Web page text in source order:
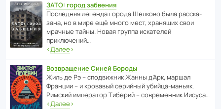
ЗАТО: город забвения
После­дняя легенда города Шелково была расска­
зана, но в мире ещё много мест, хранящих свои
мрачные тайны. Новая группа иска­телей
приключений…
‹Далее›
Возвращение Синей Бороды
Жиль де Рэ – спод­ви­жник Жанны д’Арк, маршал
Франции – и кровавый серийный убийца-маньяк.
Римский импе­ратор Тиберий – совре­менник Иисуса…
‹Далее›